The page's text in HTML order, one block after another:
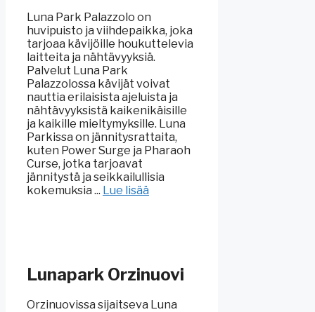
Luna Park Palazzolo on
huvipuisto ja viihdepaikka, joka
tarjoaa kävijöille houkuttelevia
laitteita ja nähtävyyksiä.
Palvelut Luna Park
Palazzolossa kävijät voivat
nauttia erilaisista ajeluista ja
nähtävyyksistä kaikenikäisille
ja kaikille mieltymyksille. Luna
Parkissa on jännitysrattaita,
kuten Power Surge ja Pharaoh
Curse, jotka tarjoavat
jännitystä ja seikkailullisia
kokemuksia ... Lue lisää
Lunapark Orzinuovi
Orzinuovissa sijaitseva Luna